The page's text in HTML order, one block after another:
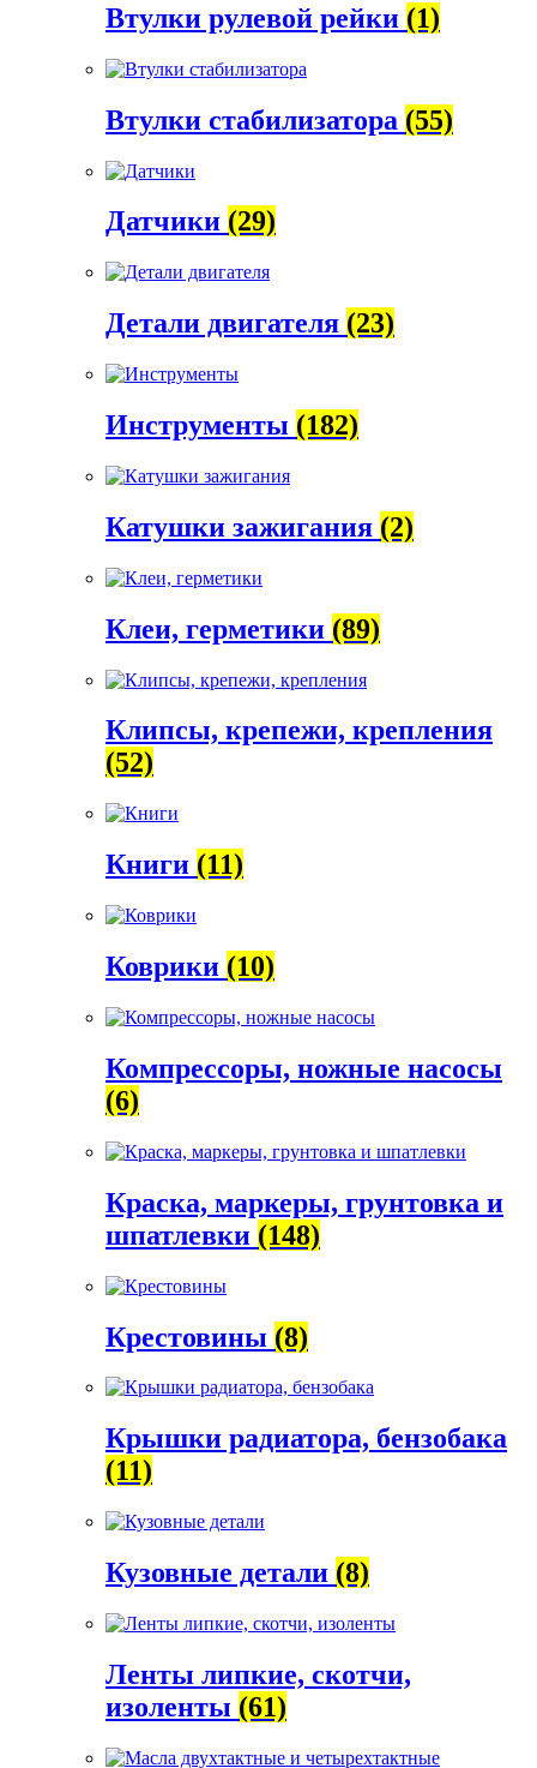
Втулки рулевой рейки (1)
Втулки стабилизатора (55)
Датчики (29)
Детали двигателя (23)
Инструменты (182)
Катушки зажигания (2)
Клеи, герметики (89)
Клипсы, крепежи, крепления
(52)
Книги (11)
Коврики (10)
Компрессоры, ножные насосы
(6)
Краска, маркеры, грунтовка и
шпатлевки (148)
Крестовины (8)
Крышки радиатора, бензобака
(11)
Кузовные детали (8)
Ленты липкие, скотчи,
изоленты (61)